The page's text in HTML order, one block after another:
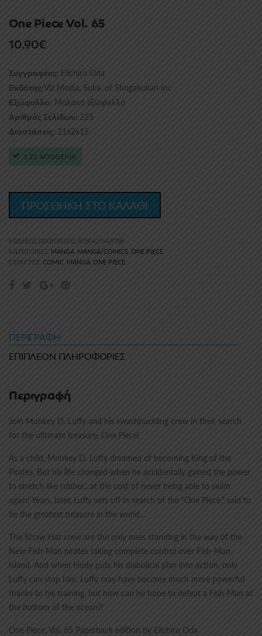
One Piece Vol. 65
10.90€
Συγγραφέας: Eiichiro Oda
Εκδότης:Viz Media, Subs. of Shogakukan Inc
Εξώφυλλο: Μαλακό εξώφυλλο
Αριθμός Σελίδων: 225
Διαστάσεις: 21x2x15
1 ΣΕ ΑΠΟΘΕΜΑ
ΠΡΟΣΘΗΚΗ ΣΤΟ ΚΑΛΑΘΙ
ΚΩΔΙΚΌΣ ΠΡΟΪΌΝΤΟΣ: 9781421549798
ΚΑΤΗΓΟΡΊΕΣ: MANGA, MANGA/COMICS, ONE PIECE
ΕΤΙΚΈΤΕΣ: COMIC, MANGA ONE PIECE
ΠΕΡΙΓΡΑΦΉ
ΕΠΙΠΛΈΟΝ ΠΛΗΡΟΦΟΡΊΕΣ
Περιγραφή
Join Monkey D. Luffy and his swashbuckling crew in their search
for the ultimate treasure, One Piece!
As a child, Monkey D. Luffy dreamed of becoming King of the
Pirates. But his life changed when he accidentally gained the power
to stretch like rubber…at the cost of never being able to swim
again! Years, later, Luffy sets off in search of the “One Piece,” said to
be the greatest treasure in the world…
The Straw Hat crew are the only ones standing in the way of the
New Fish-Man pirates taking complete control over Fish-Man
Island. And when Hody puts his diabolical plan into action, only
Luffy can stop him. Luffy may have become much more powerful
thanks to his training, but how can he hope to defeat a Fish-Man at
the bottom of the ocean?!
One Piece, Vol. 65 Paperback edition by Eiichiro Oda